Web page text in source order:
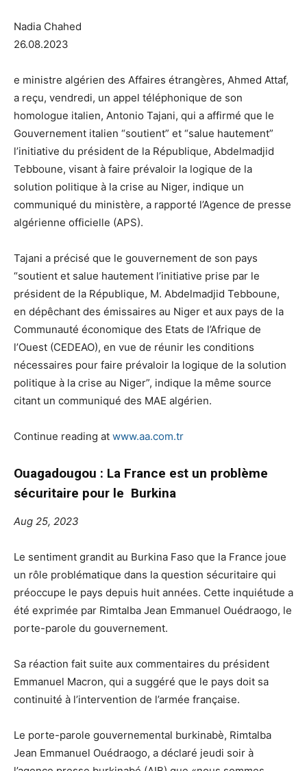
Nadia Chahed
26.08.2023
e ministre algérien des Affaires étrangères, Ahmed Attaf,
a reçu, vendredi, un appel téléphonique de son
homologue italien, Antonio Tajani, qui a affirmé que le
Gouvernement italien “soutient” et “salue hautement”
l’initiative du président de la République, Abdelmadjid
Tebboune, visant à faire prévaloir la logique de la
solution politique à la crise au Niger, indique un
communiqué du ministère, a rapporté l’Agence de presse
algérienne officielle (APS).
Tajani a précisé que le gouvernement de son pays
“soutient et salue hautement l’initiative prise par le
président de la République, M. Abdelmadjid Tebboune,
en dépêchant des émissaires au Niger et aux pays de la
Communauté économique des Etats de l’Afrique de
l’Ouest (CEDEAO), en vue de réunir les conditions
nécessaires pour faire prévaloir la logique de la solution
politique à la crise au Niger”, indique la même source
citant un communiqué des MAE algérien.
Continue reading at www.aa.com.tr
Ouagadougou : La France est un problème
sécuritaire pour le Burkina
Aug 25, 2023
Le sentiment grandit au Burkina Faso que la France joue
un rôle problématique dans la question sécuritaire qui
préoccupe le pays depuis huit années. Cette inquiétude a
été exprimée par Rimtalba Jean Emmanuel Ouédraogo, le
porte-parole du gouvernement.
Sa réaction fait suite aux commentaires du président
Emmanuel Macron, qui a suggéré que le pays doit sa
continuité à l’intervention de l’armée française.
Le porte-parole gouvernemental burkinabè, Rimtalba
Jean Emmanuel Ouédraogo, a déclaré jeudi soir à